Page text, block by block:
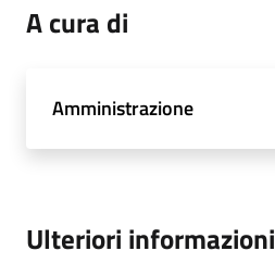
A cura di
Amministrazione
Ulteriori informazioni